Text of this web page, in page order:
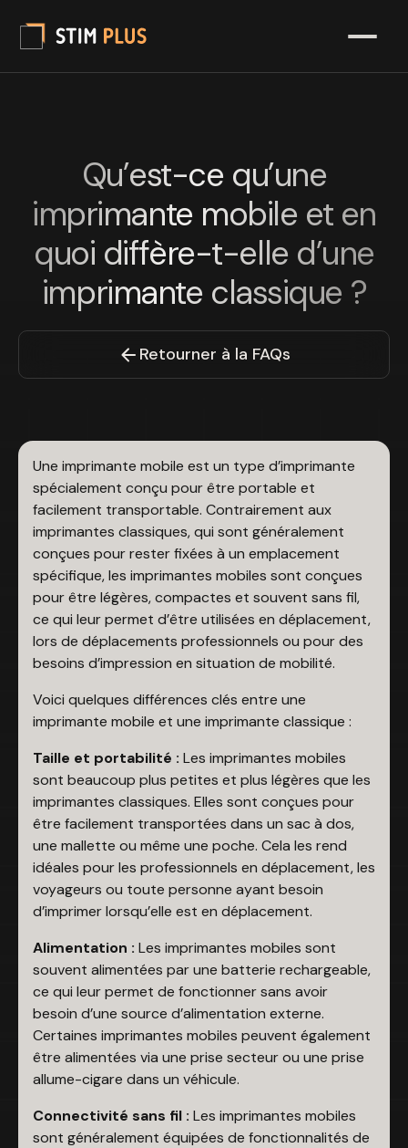
Qu’est-ce qu’une
imprimante mobile et en
quoi diffère-t-elle d’une
imprimante classique ?
Retourner à la FAQs
Une imprimante mobile est un type d’imprimante
spécialement conçu pour être portable et
facilement transportable. Contrairement aux
imprimantes classiques, qui sont généralement
conçues pour rester fixées à un emplacement
spécifique, les imprimantes mobiles sont conçues
pour être légères, compactes et souvent sans fil,
ce qui leur permet d’être utilisées en déplacement,
lors de déplacements professionnels ou pour des
besoins d’impression en situation de mobilité.
Voici quelques différences clés entre une
imprimante mobile et une imprimante classique :
Taille et portabilité : Les imprimantes mobiles
sont beaucoup plus petites et plus légères que les
imprimantes classiques. Elles sont conçues pour
être facilement transportées dans un sac à dos,
une mallette ou même une poche. Cela les rend
idéales pour les professionnels en déplacement, les
voyageurs ou toute personne ayant besoin
d’imprimer lorsqu’elle est en déplacement.
Alimentation : Les imprimantes mobiles sont
souvent alimentées par une batterie rechargeable,
ce qui leur permet de fonctionner sans avoir
besoin d’une source d’alimentation externe.
Certaines imprimantes mobiles peuvent également
être alimentées via une prise secteur ou une prise
allume-cigare dans un véhicule.
Connectivité sans fil : Les imprimantes mobiles
sont généralement équipées de fonctionnalités de